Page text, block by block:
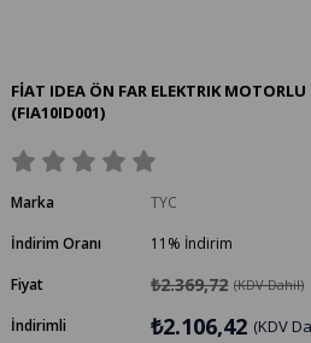
FİAT IDEA ÖN FAR ELEKTRIK
(FIA10ID001)
Marka
TYC
İndirim Oranı
%
11
İndirim
Fiyat
₺2.369,72 (KDV Dahil)
İndirimli ₺2.106,42 (KDV